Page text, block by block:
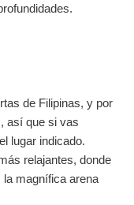
de Filipinas, y por
así que si vas
lugar indicado.
relajantes, donde
magnífica arena